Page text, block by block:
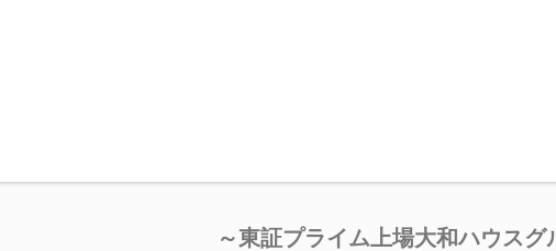
～東証プライム上場大和ハウス